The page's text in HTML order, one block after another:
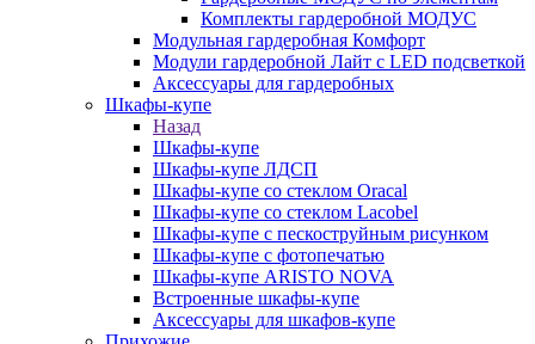
Комплекты гардеробной МОДУС
Модульная гардеробная Комфорт
Модули гардеробной Лайт с LED подсветкой
Аксессуары для гардеробных
Шкафы-купе
Назад
Шкафы-купе
Шкафы-купе ЛДСП
Шкафы-купе со стеклом Oracal
Шкафы-купе со стеклом Lacobel
Шкафы-купе с пескоструйным рисунком
Шкафы-купе с фотопечатью
Шкафы-купе ARISTO NOVA
Встроенные шкафы-купе
Аксессуары для шкафов-купе